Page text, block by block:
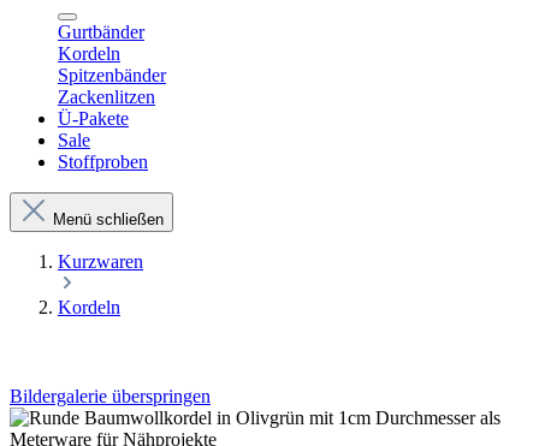
Gurtbänder
Kordeln
Spitzenbänder
Zackenlitzen
Ü-Pakete
Sale
Stoffproben
Menü schließen
Kurzwaren
Kordeln
Bildergalerie überspringen